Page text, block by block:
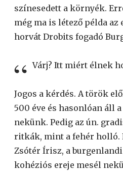
színesedett a környék.
még ma is létező példa
horvát Drobits fogadó
Várj? Itt miért élnek
Jogos a kérdés. A török
500 éve és hasonlóan áll
nekünk. Pedig az ún.
ritkák, mint a fehér holló.
Zsótér Írisz, a
kohéziós ereje mesél